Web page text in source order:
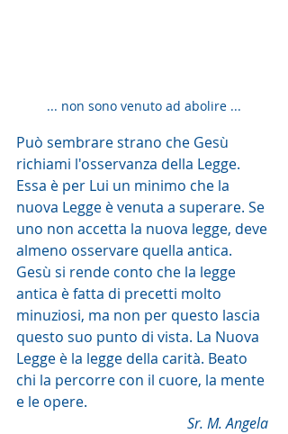
... non sono venuto ad abolire ...
Può sembrare strano che Gesù
richiami l'osservanza della Legge.
Essa è per Lui un minimo che la
nuova Legge è venuta a superare. Se
uno non accetta la nuova legge, deve
almeno osservare quella antica.
Gesù si rende conto che la legge
antica è fatta di precetti molto
minuziosi, ma non per questo lascia
questo suo punto di vista. La Nuova
Legge è la legge della carità. Beato
chi la percorre con il cuore, la mente
e le opere.
Sr. M. Angela